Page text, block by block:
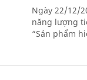
Ngày 22/12/
năng lượng
“Sản phẩm